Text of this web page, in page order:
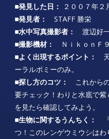
■発見した日：
２００７年２
■発見者：
STAFF 勝栄
■水中写真撮影者：
渡辺好
■撮影機材：
ＮｉｋｏｎＦ
■よく出現するポイント：
ーラルボミーのみ。
■探し方のコツ：
これから
要チェック！わりと水底で
を見たら確認してみよう。
■生物に関するうんちく：
つ！このレンゲウミウシは